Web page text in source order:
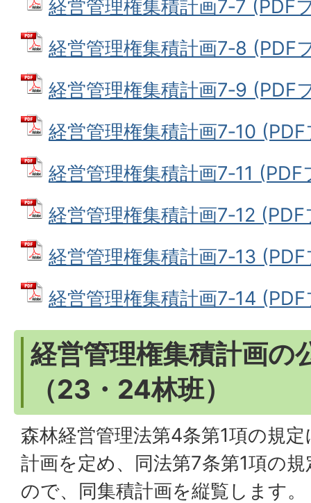
経営管理権集積計画7‐7 (PDF
経営管理権集積計画7‐8 (PDF
経営管理権集積計画7‐9 (PDF
経営管理権集積計画7‐10
経営管理権集積計画7‐11
経営管理権集積計画7‐12
経営管理権集積計画7‐13
経営管理権集積計画7‐14
経営管理権集積計画の
（23・24林班）
森林経営管理法第4条第1項の規
計画を定め、同法第7条第1項の
ので、同集積計画を縦覧します